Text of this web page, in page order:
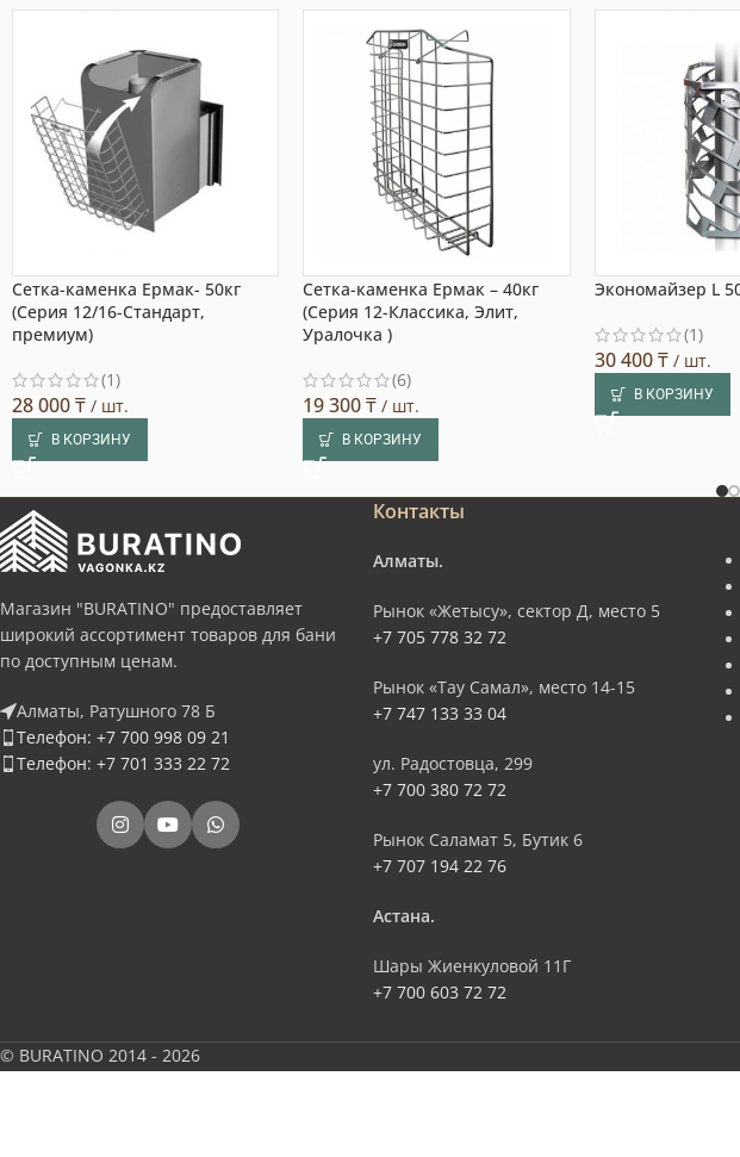
Сетка-каменка Ермак- 50кг
(Серия 12/16-Стандарт,
премиум)
(1)
28 000₸ / шт.
В КОРЗИНУ
Сетка-каменка Ермак – 40кг
(Серия 12-Классика, Элит,
Уралочка )
(6)
19 300₸ / шт.
В КОРЗИНУ
Экономайзер L
(1)
30 400₸/ шт.
В КОРЗИНУ
Магазин "BURATINO" предоставляет
широкий ассортимент товаров для бани
по доступным ценам.
Алматы, Ратушного 78 Б
Телефон: +7 700 998 09 21
Телефон: +7 701 333 22 72
Контакты
Алматы.
Рынок «Жетысу», сектор Д, место 5
+7 705 778 32 72
Рынок «Тау Самал», место 14-15
+7 747 133 33 04
ул. Радостовца, 299
+7 700 380 72 72
Рынок Саламат 5, Бутик 6
+7 707 194 22 76
Астана.
Шары Жиенкуловой 11Г
+7 700 603 72 72
© BURATINO 2014 - 2026